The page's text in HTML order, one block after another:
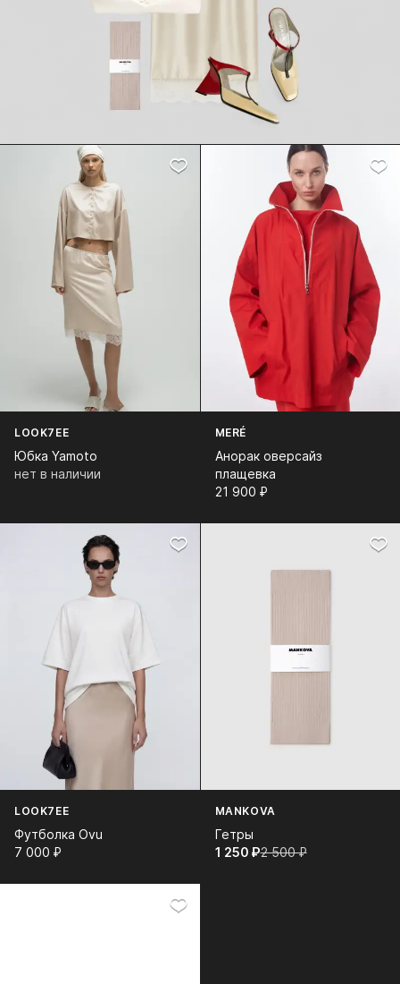
LOOK7EE
Юбка Yamoto
нет в наличии
MERÉ
Анорак оверсайз
плащевка
21 900⁠ ⁠₽
LOOK7EE
Футболка Ovu
7 000⁠ ⁠₽
MANKOVA
Гетры
1 250⁠ ⁠₽2 500⁠ ⁠₽